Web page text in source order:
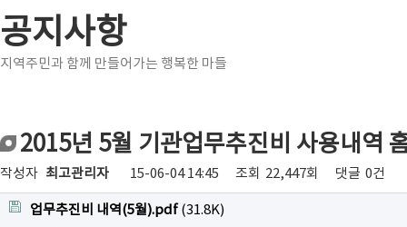
공지사항
지역주민과 함께 만들어가는 행복한 마들
2015년 5월 기관업무추진비 사용내역
작성자 최고관리자 15-06-04 14:45 조회 22,447회 댓글 0건
업무추진비 내역(5월).pdf (31.8K)